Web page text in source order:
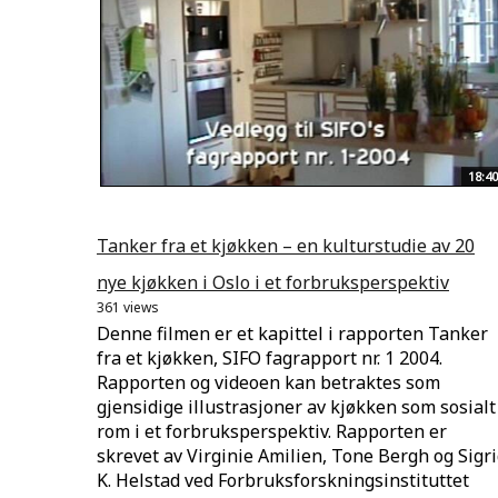
18:40
Tanker fra et kjøkken – en kulturstudie av 20
nye kjøkken i Oslo i et forbruksperspektiv
361 views
Denne filmen er et kapittel i rapporten Tanker
fra et kjøkken, SIFO fagrapport nr. 1 2004.
Rapporten og videoen kan betraktes som
gjensidige illustrasjoner av kjøkken som sosialt
rom i et forbruksperspektiv. Rapporten er
skrevet av Virginie Amilien, Tone Bergh og
K. Helstad ved Forbruksforskningsinstituttet